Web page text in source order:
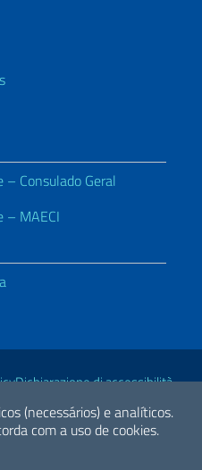
(necessários) e analíticos.
com a uso de cookies.
Consulado Geral
– MAECI
Dichiarazione di accessibilità